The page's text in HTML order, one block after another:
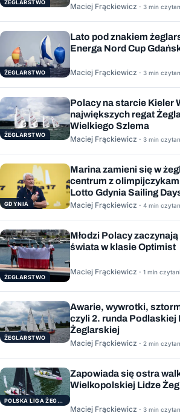
ŻEGLARSTWO Maciej Frąckiewicz · 3 min
ŻEGLARSTWO
Lato pod znakiem
Energa Nord Cup
Maciej Frąckiewicz · 3 min
ŻEGLARSTWO
Polacy na starcie Kieler
największych regat
Wielkiego Szlema
Maciej Frąckiewicz · 3 min
GDYNIA
Marina zamieni się w
centrum z
Lotto Gdynia Sailing
Maciej Frąckiewicz · 4 min
ŻEGLARSTWO
Młodzi Polacy
świata w klasie Optimist
Maciej Frąckiewicz · 1 min
ŻEGLARSTWO
Awarie, wywrotki,
czyli 2. runda Podlaskiej
Żeglarskiej
Maciej Frąckiewicz · 2 min
POLSKA LIGA ŻEGLARSKA
Zapowiada się ostra
Wielkopolskiej Lidze
Maciej Frąckiewicz · 3 min